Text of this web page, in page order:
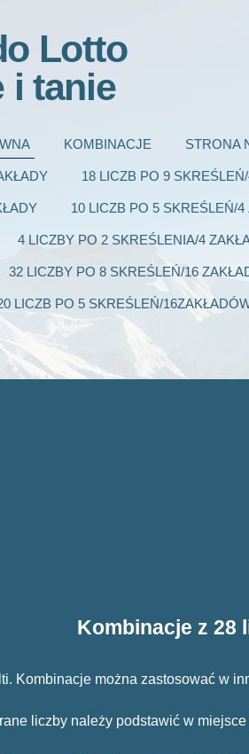
Lotto
i tanie
KOMBINACJE STRONA
18 LICZB PO 9
10 LICZB PO 5 SKREŚLEŃ/4
4 LICZBY PO 2 SKREŚLENIA/4
32 LICZBY PO 8 SKREŚLEŃ/16
LICZB PO 5 SKREŚLEŃ/
Kombinacje z 28
Kombinacje można zastosować w
liczby należy podstawić w